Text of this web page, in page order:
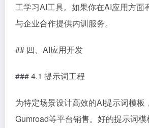
工学习AI工具。如果你在AI应用方面
与企业合作提供内训服务。
## 四、AI应用开发
### 4.1 提示词工程
为特定场景设计高效的AI提示词模板
Gumroad等平台销售。好的提示词